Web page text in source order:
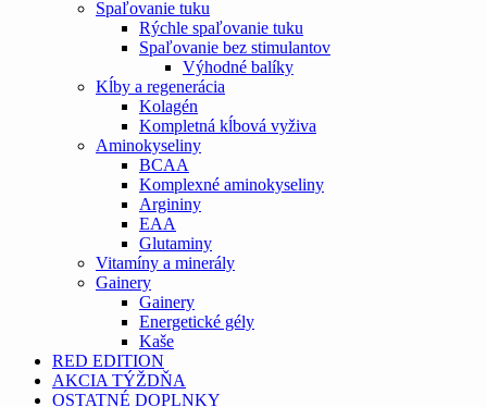
Spaľovanie tuku
Rýchle spaľovanie tuku
Spaľovanie bez stimulantov
Výhodné balíky
Kĺby a regenerácia
Kolagén
Kompletná kĺbová vyživa
Aminokyseliny
BCAA
Komplexné aminokyseliny
Argininy
EAA
Glutaminy
Vitamíny a minerály
Gainery
Gainery
Energetické gély
Kaše
RED EDITION
AKCIA TÝŽDŇA
OSTATNÉ DOPLNKY